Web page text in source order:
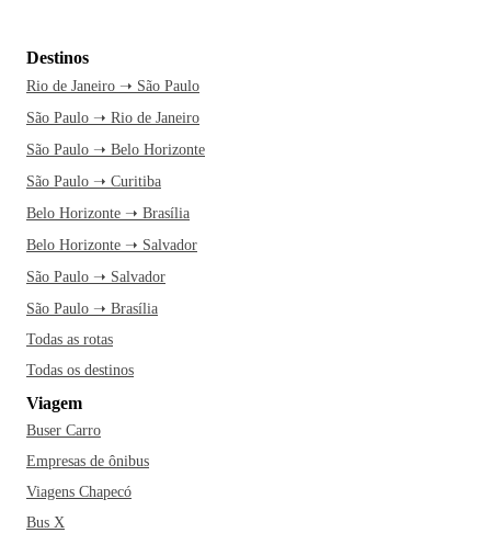
Destinos
Rio de Janeiro ➝ São Paulo
São Paulo ➝ Rio de Janeiro
São Paulo ➝ Belo Horizonte
São Paulo ➝ Curitiba
Belo Horizonte ➝ Brasília
Belo Horizonte ➝ Salvador
São Paulo ➝ Salvador
São Paulo ➝ Brasília
Todas as rotas
Todas os destinos
Viagem
Buser Carro
Empresas de ônibus
Viagens Chapecó
Bus X